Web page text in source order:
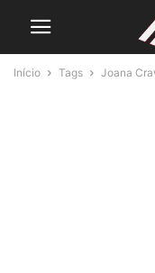
Início Tags Joana